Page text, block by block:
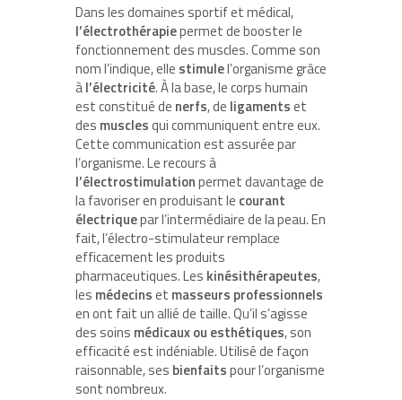
Dans les domaines sportif et médical,
l’électrothérapiepermet de booster le
fonctionnement des muscles. Comme son
nom l’indique, elle stimulel’organisme grâce
àl’électricité. À la base, le corps humain
est constitué de nerfs, de ligamentset
des musclesqui communiquent entre eux.
Cette communication est assurée par
l’organisme. Le recours à
l’électrostimulationpermet davantage de
la favoriser en produisant le courant
électriquepar l’intermédiaire de la peau. En
fait, l’électro-stimulateur remplace
efficacement les produits
pharmaceutiques. Les kinésithérapeutes,
les médecinset masseurs professionnels
en ont fait un allié de taille. Qu’il s’agisse
des soins médicaux ou esthétiques, son
efficacité est indéniable. Utilisé de façon
raisonnable, ses bienfaitspour l’organisme
sont nombreux.